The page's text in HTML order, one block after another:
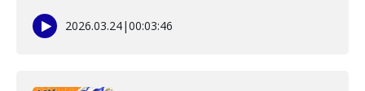
2026.03.24|00:03:46